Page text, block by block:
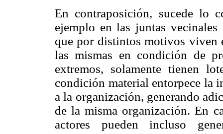
En contraposición, sucede lo
ejemplo en las juntas
que por distintos motivos viven
las mismas en condición de
extremos, solamente tienen
condición material entorpece la
a la organización, generando
de la misma organización. En
actores pueden incluso